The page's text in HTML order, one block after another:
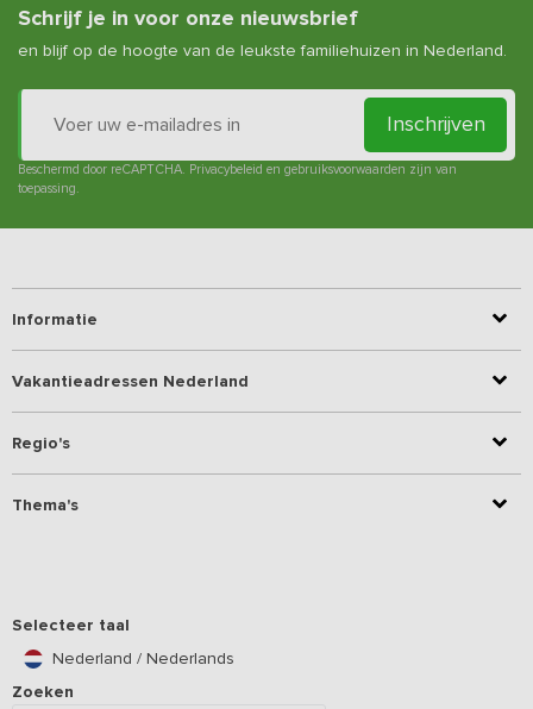
Schrijf je in voor onze nieuwsbrief
en blijf op de hoogte van de leukste familiehuizen in Nederland.
Inschrijven
Beschermd door reCAPTCHA. Privacybeleid en gebruiksvoorwaarden zijn van
toepassing.
Informatie
Vakantieadressen Nederland
Regio's
Thema's
Selecteer taal
Nederland / Nederlands
Zoeken